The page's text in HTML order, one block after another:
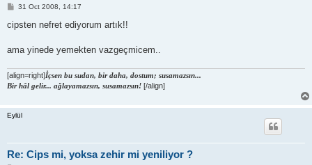
P
s
t
31 Oct 2008, 14:17
cipsten nefret ediyorum artık!!
ama yinede yemekten vazgeçmicem..
[align=right]İçsen bu sudan, bir daha, dostum; susamazsın...
Bir hâl gelir... ağlayamazsın, susamazsın! [/align]
Eylül
Re: Cips mi, yoksa zehir mi yeniliyor ?